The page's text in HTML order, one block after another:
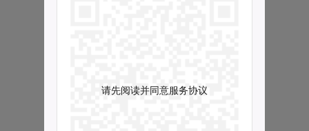
请先阅读并同意服务协议